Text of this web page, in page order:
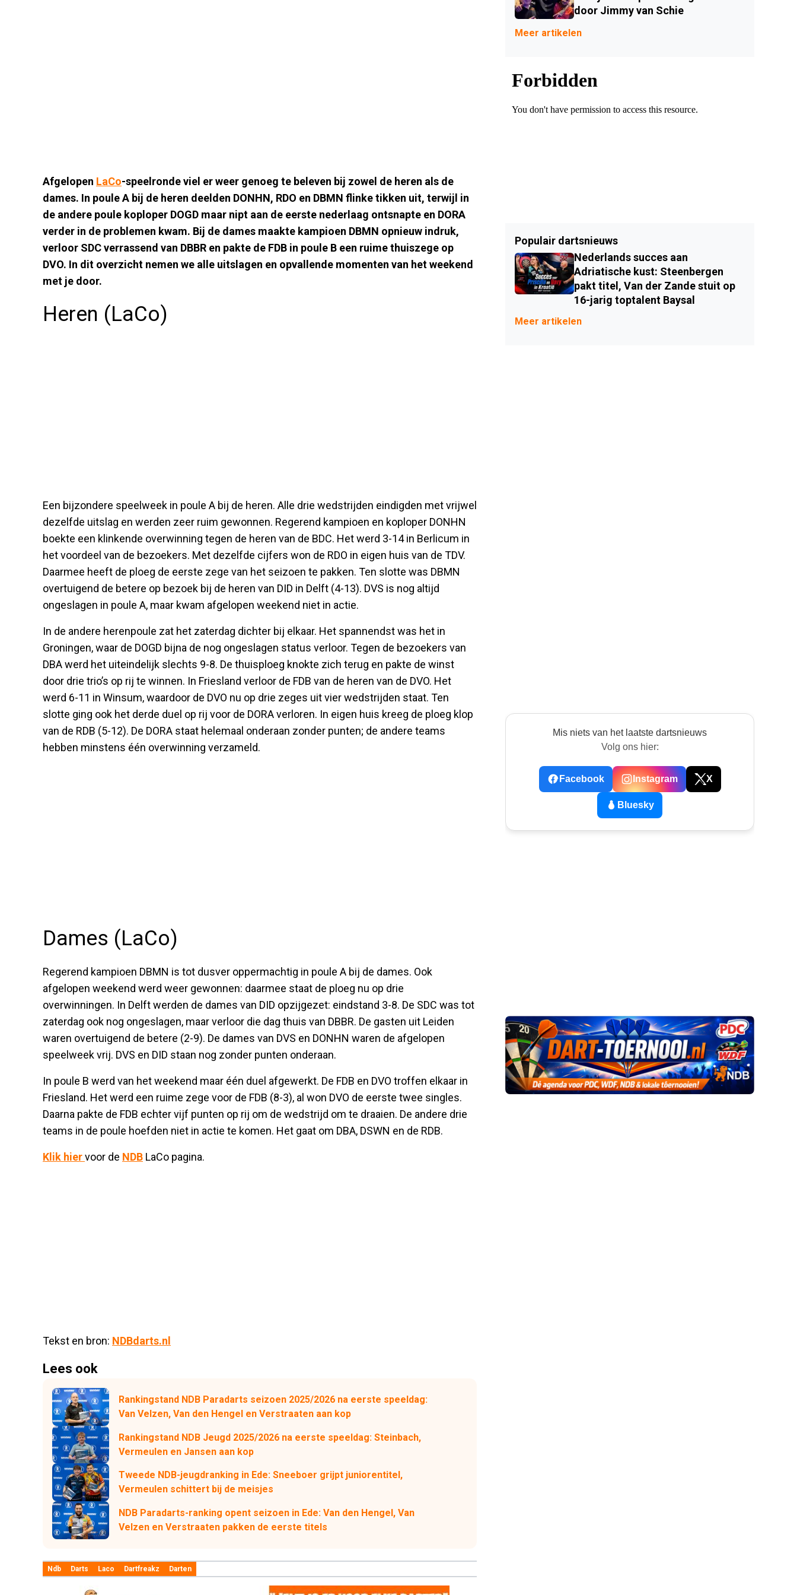
Afgelopen LaCo-speelronde viel er weer genoeg te beleven bij zowel de heren als de
dames. In poule A bij de heren deelden DONHN, RDO en DBMN flinke tikken uit, terwijl in
de andere poule koploper DOGD maar nipt aan de eerste nederlaag ontsnapte en DORA
verder in de problemen kwam. Bij de dames maakte kampioen DBMN opnieuw indruk,
verloor SDC verrassend van DBBR en pakte de FDB in poule B een ruime thuiszege op
DVO. In dit overzicht nemen we alle uitslagen en opvallende momenten van het weekend
met je door.
Heren (LaCo)
Een bijzondere speelweek in poule A bij de heren. Alle drie wedstrijden eindigden met vrijwel
dezelfde uitslag en werden zeer ruim gewonnen. Regerend kampioen en koploper DONHN
boekte een klinkende overwinning tegen de heren van de BDC. Het werd 3-14 in Berlicum in
het voordeel van de bezoekers. Met dezelfde cijfers won de RDO in eigen huis van de TDV.
Daarmee heeft de ploeg de eerste zege van het seizoen te pakken. Ten slotte was DBMN
overtuigend de betere op bezoek bij de heren van DID in Delft (4-13). DVS is nog altijd
ongeslagen in poule A, maar kwam afgelopen weekend niet in actie.
In de andere herenpoule zat het zaterdag dichter bij elkaar. Het spannendst was het in
Groningen, waar de DOGD bijna de nog ongeslagen status verloor. Tegen de bezoekers van
DBA werd het uiteindelijk slechts 9-8. De thuisploeg knokte zich terug en pakte de winst
door drie trio’s op rij te winnen. In Friesland verloor de FDB van de heren van de DVO. Het
werd 6-11 in Winsum, waardoor de DVO nu op drie zeges uit vier wedstrijden staat. Ten
slotte ging ook het derde duel op rij voor de DORA verloren. In eigen huis kreeg de ploeg klop
van de RDB (5-12). De DORA staat helemaal onderaan zonder punten; de andere teams
hebben minstens één overwinning verzameld.
Dames (LaCo)
Regerend kampioen DBMN is tot dusver oppermachtig in poule A bij de dames. Ook
afgelopen weekend werd weer gewonnen: daarmee staat de ploeg nu op drie
overwinningen. In Delft werden de dames van DID opzijgezet: eindstand 3-8. De SDC was tot
zaterdag ook nog ongeslagen, maar verloor die dag thuis van DBBR. De gasten uit Leiden
waren overtuigend de betere (2-9). De dames van DVS en DONHN waren de afgelopen
speelweek vrij. DVS en DID staan nog zonder punten onderaan.
In poule B werd van het weekend maar één duel afgewerkt. De FDB en DVO troffen elkaar in
Friesland. Het werd een ruime zege voor de FDB (8-3), al won DVO de eerste twee singles.
Daarna pakte de FDB echter vijf punten op rij om de wedstrijd om te draaien. De andere drie
teams in de poule hoefden niet in actie te komen. Het gaat om DBA, DSWN en de RDB.
Klik hiervoor de NDB LaCo pagina.
Tekst en bron: NDBdarts.nl
Lees ook
Rankingstand NDB Paradarts seizoen 2025/2026 na eerste speeldag:
Van Velzen, Van den Hengel en Verstraaten aan kop
Rankingstand NDB Jeugd 2025/2026 na eerste speeldag: Steinbach,
Vermeulen en Jansen aan kop
Tweede NDB-jeugdranking in Ede: Sneeboer grijpt juniorentitel,
Vermeulen schittert bij de meisjes
NDB Paradarts-ranking opent seizoen in Ede: Van den Hengel, Van
Velzen en Verstraaten pakken de eerste titels
Ndb Darts Laco Dartfreakz Darten
door Jimmy van Schie
Meer artikelen
Populair dartsnieuws
Nederlands succes aan
Adriatische kust: Steenbergen
pakt titel, Van der Zande stuit op
16-jarig toptalent Baysal
Meer artikelen
Mis niets van het laatste dartsnieuws
Volg ons hier:
Facebook Instagram X
Bluesky